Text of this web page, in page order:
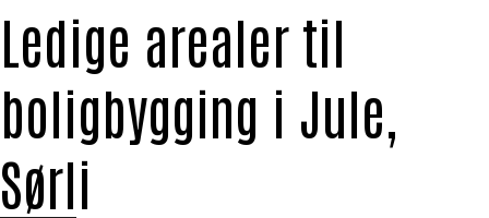
Ledige arealer til
boligbygging i Jule,
Sørli